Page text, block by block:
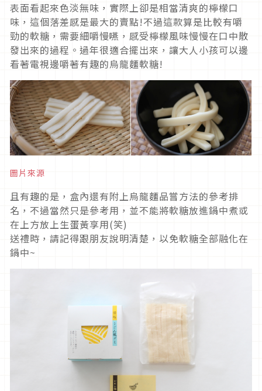
表面看起來色淡無味，實際上卻是相當清爽的檸檬口
味，這個落差感是最大的賣點!不過這款算是比較有嚼
勁的軟糖，需要細嚼慢嚥，感受檸檬風味慢慢在口中散
發出來的過程。過年很適合擺出來，讓大人小孩可以邊
看著電視邊嚼著有趣的烏龍麵軟糖!
圖片來源
且有趣的是，盒內還有附上烏龍麵品嘗方法的參考排
名，不過當然只是參考用，並不能將軟糖放進鍋中煮或
在上方放上生蛋黃享用(笑)
送禮時，請記得跟朋友說明清楚，以免軟糖全部融化在
鍋中~